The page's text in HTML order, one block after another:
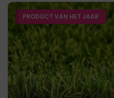
PRODUCT VAN HET JAAR